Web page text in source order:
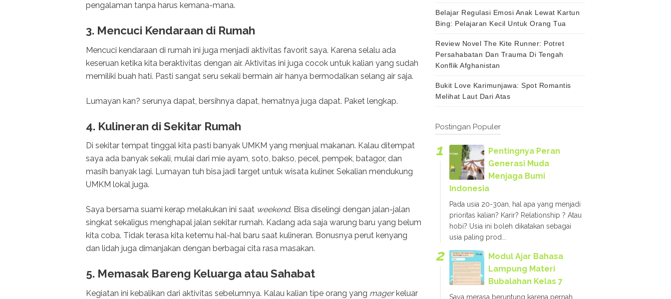
pengalaman tanpa harus kemana-mana.
3. Mencuci Kendaraan di Rumah
Mencuci kendaraan di rumah ini juga menjadi aktivitas favorit saya. Karena selalu ada
keseruan ketika kita beraktivitas dengan air. Aktivitas ini juga cocok untuk kalian yang sudah
memiliki buah hati. Pasti sangat seru sekali bermain air hanya bermodalkan selang air saja.
Lumayan kan? serunya dapat, bersihnya dapat, hematnya juga dapat. Paket lengkap.
4. Kulineran di Sekitar Rumah
Di sekitar tempat tinggal kita pasti banyak UMKM yang menjual makanan. Kalau ditempat
saya ada banyak sekali, mulai dari mie ayam, soto, bakso, pecel, pempek, batagor, dan
masih banyak lagi. Lumayan tuh bisa jadi target untuk wisata kuliner. Sekalian mendukung
UMKM lokal juga.
Saya bersama suami kerap melakukan ini saat weekend. Bisa diselingi dengan jalan-jalan
singkat sekaligus menghapal jalan sekitar rumah. Kadang ada saja warung baru yang belum
kita coba. Tidak terasa kita ketemu hal-hal baru saat kulineran. Bonusnya perut kenyang
dan lidah juga dimanjakan dengan berbagai cita rasa masakan.
5. Memasak Bareng Keluarga atau Sahabat
Kegiatan ini kebalikan dari aktivitas sebelumnya. Kalau kalian tipe orang yang magerkeluar
Belajar Regulasi Emosi Anak Lewat Kartun
Bing: Pelajaran Kecil Untuk Orang Tua
Review Novel The Kite Runner: Potret
Persahabatan Dan Trauma Di Tengah
Konflik Afghanistan
Bukit Love Karimunjawa: Spot Romantis
Melihat Laut Dari Atas
Postingan Populer
Pentingnya Peran
Generasi Muda
Menjaga Bumi
Indonesia
Pada usia 20-30an, hal apa yang menjadi
prioritas kalian? Karir? Relationship ? Atau
hobi? Usia ini boleh dikatakan sebagai
usia paling prod...
Modul Ajar Bahasa
Lampung Materi
Bubalahan Kelas 7
Saya merasa beruntung karena pernah